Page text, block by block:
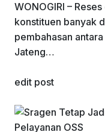
WONOGIRI –
konstituen banyak
pembahasan
Jateng…
edit post